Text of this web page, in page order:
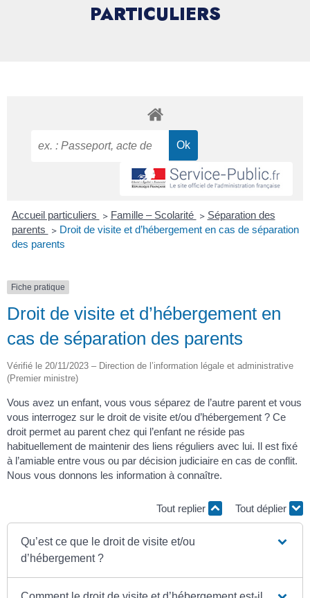
PARTICULIERS
Accueil particuliers > Famille – Scolarité > Séparation des
parents > Droit de visite et d’hébergement en cas de séparation
des parents
Fiche pratique
Droit de visite et d’hébergement en
cas de séparation des parents
Vérifié le 20/11/2023 – Direction de l’information légale et administrative
(Premier ministre)
Vous avez un enfant, vous vous séparez de l’autre parent et vous
vous interrogez sur le droit de visite et/ou d’hébergement ? Ce
droit permet au parent chez qui l’enfant ne réside pas
habituellement de maintenir des liens réguliers avec lui. Il est fixé
à l’amiable entre vous ou par décision judiciaire en cas de conflit.
Nous vous donnons les information à connaître.
Tout replier Tout déplier
Qu’est ce que le droit de visite et/ou
d’hébergement ?